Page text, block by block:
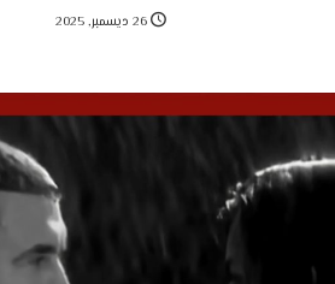
26 ديسمبر, 2025